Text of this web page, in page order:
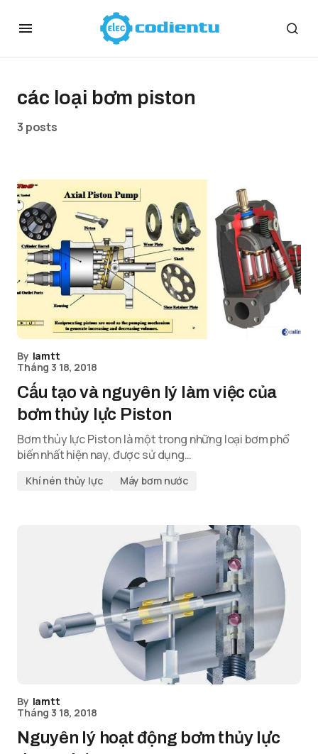
các loại bơm piston
3 posts
By lamtt
Tháng 3 18, 2018
Cấu tạo và nguyên lý làm việc của
bơm thủy lực Piston
Bơm thủy lực Piston là một trong những loại bơm phổ
biến nhất hiện nay, được sử dụng…
Khí nén thủy lực Máy bơm nước
By lamtt
Tháng 3 18, 2018
Nguyên lý hoạt động bơm thủy lực